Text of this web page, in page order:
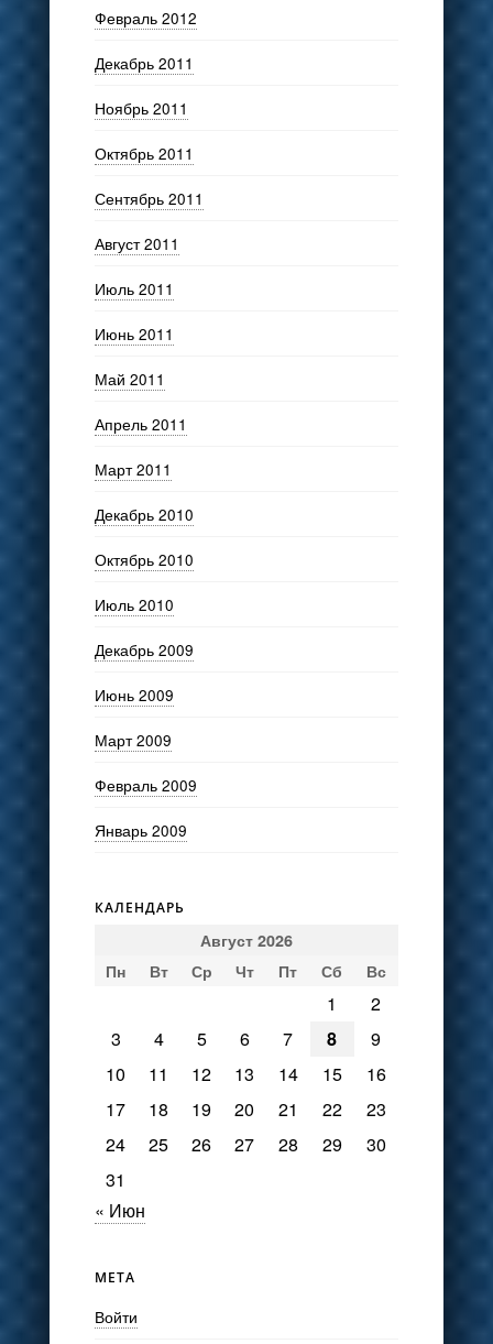
Февраль 2012
Декабрь 2011
Ноябрь 2011
Октябрь 2011
Сентябрь 2011
Август 2011
Июль 2011
Июнь 2011
Май 2011
Апрель 2011
Март 2011
Декабрь 2010
Октябрь 2010
Июль 2010
Декабрь 2009
Июнь 2009
Март 2009
Февраль 2009
Январь 2009
КАЛЕНДАРЬ
Август 2026
Пн
Вт Ср Чт Пт Сб Вс
1
2
3
4 5 6 7 8
9
10
11 12 13 14 15
16
17
18 19 20 21 22
23
24
25 26 27 28 29
30
31
« Июн
МЕТА
Войти